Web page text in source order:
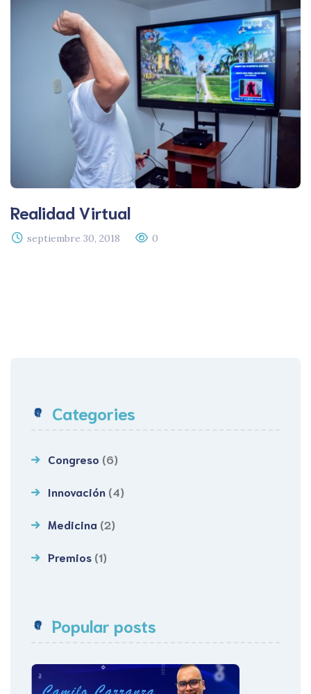
Realidad Virtual
septiembre 30, 2018 0
Categories
Congreso (6)
Innovación (4)
Medicina (2)
Premios (1)
Popular posts